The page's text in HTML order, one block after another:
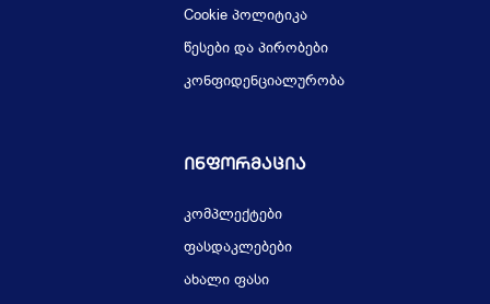
Cookie პოლიტიკა
წესები და პირობები
კონფიდენციალურობა
Ინფორმაცია
კომპლექტები
ფასდაკლებები
ახალი ფასი